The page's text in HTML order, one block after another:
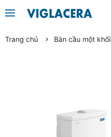
Trang chủ Bàn cầu một khối